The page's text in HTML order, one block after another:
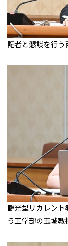
記者と懇談を行う
観光型リカレン
う工学部の玉城教